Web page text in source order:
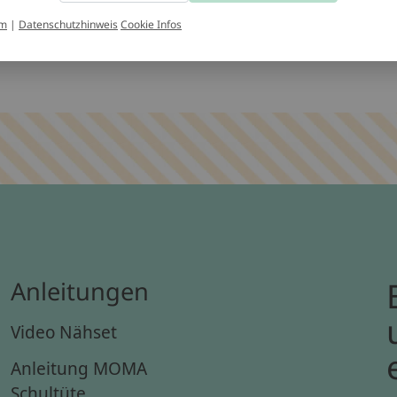
Anleitungen
Video Nähset
Anleitung MOMA
| DatenschutzhinweisCookie Infos